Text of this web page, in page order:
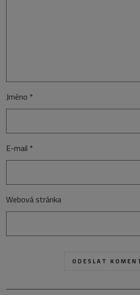
Jméno *
E-mail *
Webová stránka